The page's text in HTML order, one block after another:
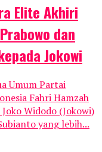
Elite Akhiri
dan
Jokowi
Umum Partai
Fahri Hamzah
Widodo (Jokowi)
yang lebih...